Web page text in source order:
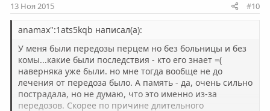
н
ы
й
г
о
л
ы
й
г
о
л
13 Ноя 2015 #10
anamax":1ats5kqb написал(а):
У меня были передозы перцем но без больницы и без
комы...какие были последствия - кто его знает =(
наверняка уже были. но мне тогда вообще не до
лечения от передоза было. А память - да, очень сильно
пострадала, но не думаю, что это именно из-за
передозов. Скорее по причине длительного